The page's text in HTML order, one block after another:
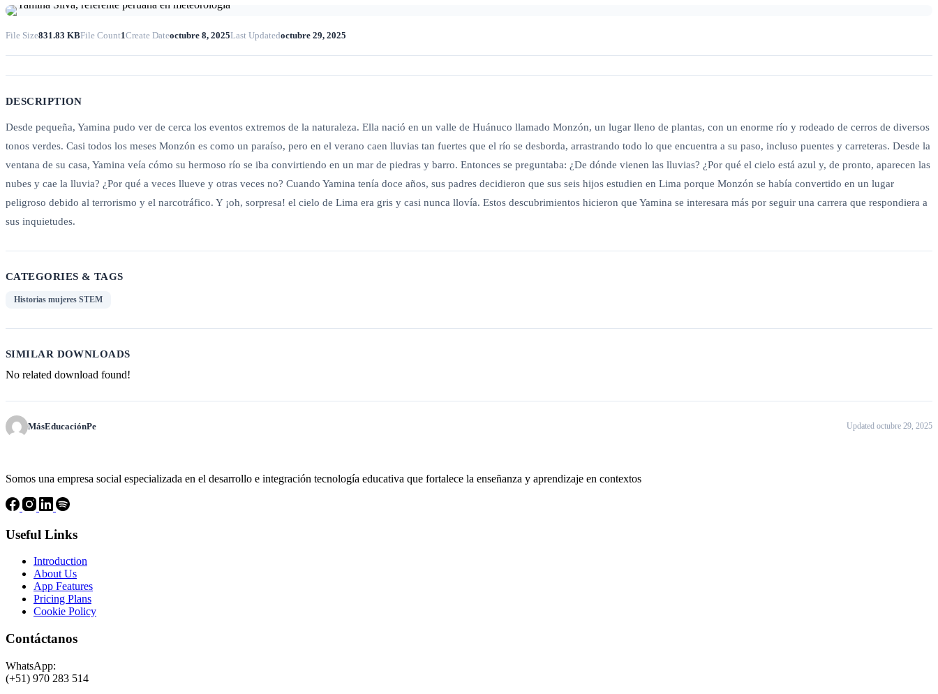
File Size831.83 KBFile Count1Create Dateoctubre 8, 2025Last Updatedoctubre 29, 2025
DESCRIPTION
Desde pequeña, Yamina pudo ver de cerca los eventos extremos de la naturaleza. Ella nació en un valle de Huánuco llamado Monzón, un lugar lleno de plantas, con un enorme río y rodeado de cerros de diversos
tonos verdes. Casi todos los meses Monzón es como un paraíso, pero en el verano caen lluvias tan fuertes que el río se desborda, arrastrando todo lo que encuentra a su paso, incluso puentes y carreteras. Desde la
ventana de su casa, Yamina veía cómo su hermoso río se iba convirtiendo en un mar de piedras y barro. Entonces se preguntaba: ¿De dónde vienen las lluvias? ¿Por qué el cielo está azul y, de pronto, aparecen las
nubes y cae la lluvia? ¿Por qué a veces llueve y otras veces no? Cuando Yamina tenía doce años, sus padres decidieron que sus seis hijos estudien en Lima porque Monzón se había convertido en un lugar
peligroso debido al terrorismo y el narcotráfico. Y ¡oh, sorpresa! el cielo de Lima era gris y casi nunca llovía. Estos descubrimientos hicieron que Yamina se interesara más por seguir una carrera que respondiera a
sus inquietudes.
CATEGORIES & TAGS
Historias mujeres STEM
SIMILAR DOWNLOADS
No related download found!
MásEducaciónPe Updated octubre 29, 2025
Somos una empresa social especializada en el desarrollo e integración tecnología educativa que fortalece la enseñanza y aprendizaje en contextos
Useful Links
Introduction
About Us
App Features
Pricing Plans
Cookie Policy
Contáctanos
WhatsApp:
(+51) 970 283 514